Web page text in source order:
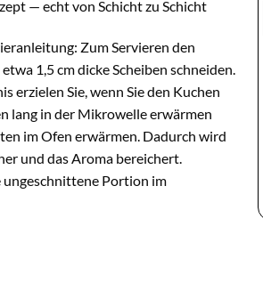
— echt von Schicht zu Schicht
Zum Servieren den
1,5 cm dicke Scheiben schneiden.
erzielen Sie, wenn Sie den Kuchen
lang in der Mikrowelle erwärmen
im Ofen erwärmen. Dadurch wird
und das Aroma bereichert.
ungeschnittene Portion im